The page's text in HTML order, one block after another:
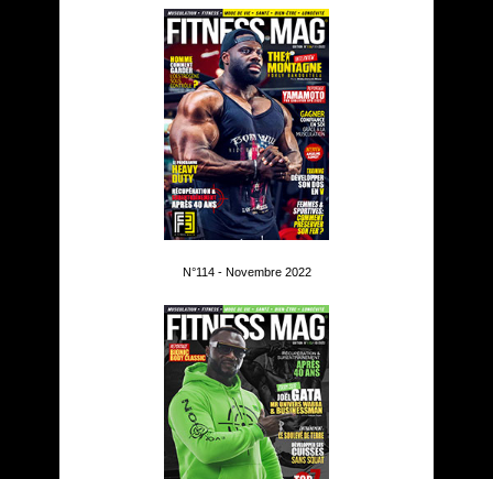
N°114 - Novembre 2022